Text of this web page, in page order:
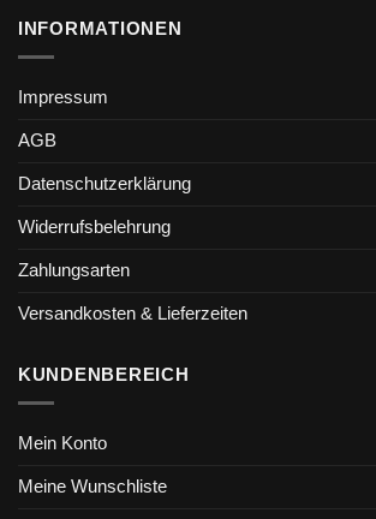
INFORMATIONEN
Impressum
AGB
Datenschutzerklärung
Widerrufsbelehrung
Zahlungsarten
Versandkosten & Lieferzeiten
KUNDENBEREICH
Mein Konto
Meine Wunschliste